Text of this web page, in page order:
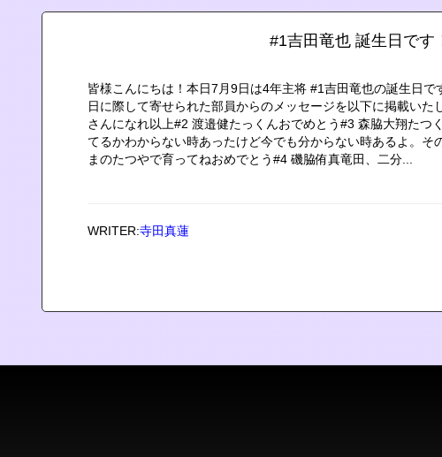
#1吉田竜也 誕生日です
皆様こんにちは！本日7月9日は4年主将 #1吉田竜也の誕生日で
日に際して寄せられた部員からのメッセージを以下に掲載いた
さんになれ以上#2 渡邉健たっくんおでめとう#3 森脇大翔たつ
てるかわからない時あったけど今でも分からない時あるよ。そ
まのたつやで育ってねおめでとう#4 磯脇侑真竜田、二分...
WRITER:寺田真蓮